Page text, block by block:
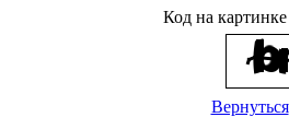
Код на
Вернуться